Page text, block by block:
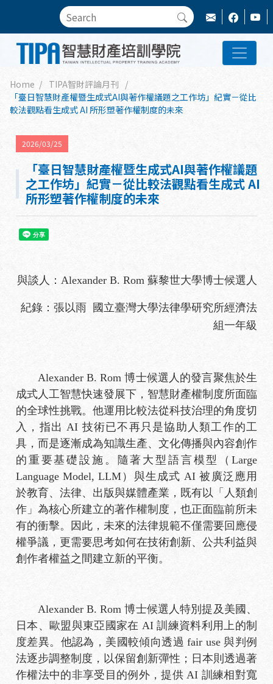
Home
TIPA智財評論月刊
「臺日智慧財產權暨生成式AI與著作權議題之工作坊」紀實－從比
較法觀點看生成式 AI 所形塑著作權制度的未來
2026/03/25
「臺日智慧財產權暨生成式AI與著作權議題
之工作坊」紀實－從比較法觀點看生成式 AI
所形塑著作權制度的未來
與談人：Alexander B. Rom 蘇黎世大學博士候選人
紀錄：張以雨 國立臺灣大學法律學研究所經濟法
組一年級
Alexander B. Rom 博士候選人的發言聚焦於生
成式人工智慧快速發展下，智慧財產權制度所面臨
的全球性挑戰。他運用比較法從科技治理的角度切
入，指出 AI 技術已不再只是協助人類工作的工
具，而是逐漸成為知識生產、文化傳播與內容創作
的重要基礎設施。隨著大型語言模型（Large
Language Model, LLM）與生成式 AI 被廣泛應用
於教育、法律、出版與媒體產業，既有以「人類創
作」為核心所建立的著作權制度，也正面臨前所未
有的衝擊。因此，未來的法律規範不僅需要回應侵
權爭議，更需要思考如何在技術創新、公共利益與
創作者權益之間建立新的平衡。
Alexander B. Rom 博士候選人特別提及美國、
日本、歐盟與東亞國家在 AI 訓練資料利用上的制
度差異。他認為，美國較傾向透過 fair use 與判例
法逐步調整制度，以保留創新彈性；日本則透過著
作權法中的非享受目的例外，提供 AI 訓練相對寬